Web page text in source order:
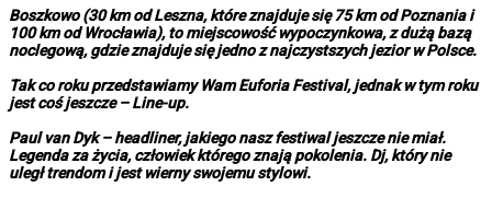
Boszkowo (30 km od Leszna, które znajduje się 75 km od Poznania i
100 km od Wrocławia), to miejscowość wypoczynkowa, z dużą bazą
noclegową, gdzie znajduje się jedno z najczystszych jezior w Polsce.
Tak co roku przedstawiamy Wam Euforia Festival, jednak w tym roku
jest coś jeszcze – Line-up.
Paul van Dyk – headliner, jakiego nasz festiwal jeszcze nie miał.
Legenda za życia, człowiek którego znają pokolenia. Dj, który nie
uległ trendom i jest wierny swojemu stylowi.